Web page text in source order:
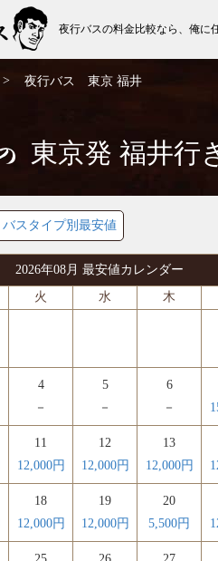
夜行バスの料金比較なら、俺に
> 夜行バス 東京 福井
東京発 福井
バスタイプ別最安値
2026年08月 最安値カレンダー
火 水 木
4
－
5
－
6
－
11
12,000円
12
12,000円
13
12,000円
18
12,000円
19
12,000円
20
5,500円